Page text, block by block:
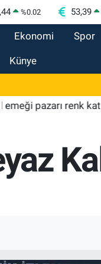
%0.02 53,39
Ekonomi Spor
Künye
renk katıyor